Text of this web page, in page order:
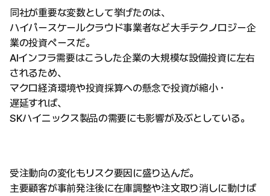
同社が重要な変数として挙げたのは、
ハイパースケールクラウド事業者など大手テクノロジー企
業の投資ペースだ。
AIインフラ需要はこうした企業の大規模な設備投資に左右
されるため、
マクロ経済環境や投資採算への懸念で投資が縮小・
遅延すれば、
SKハイニックス製品の需要にも影響が及ぶとしている。
受注動向の変化もリスク要因に盛り込んだ。
主要顧客が事前発注後に在庫調整や注文取り消しに動けば